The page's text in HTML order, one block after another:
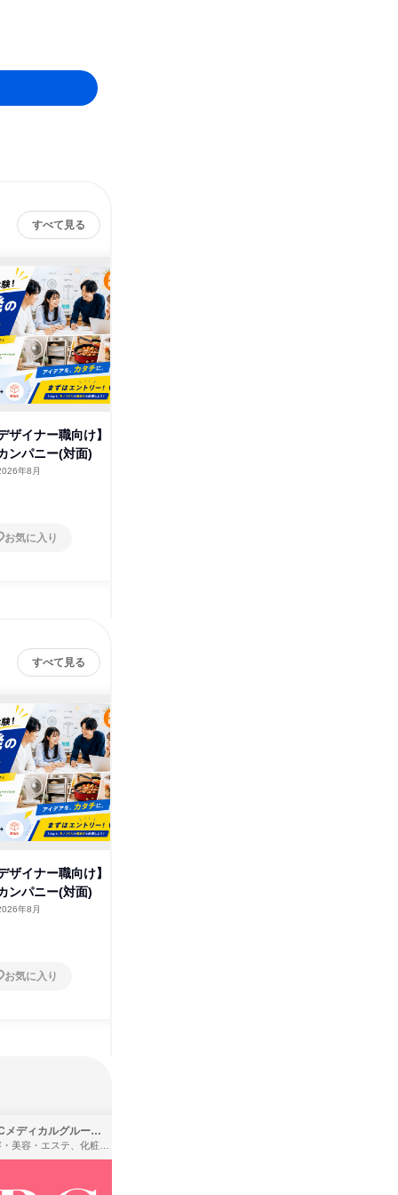
すべて見る
ザイナー職向け】
ンパニー(対面)
年8月
お気に入り
すべて見る
ザイナー職向け】
ンパニー(対面)
年8月
お気に入り
SBCメディカルグループ株式会社